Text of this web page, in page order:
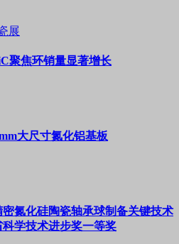
展
聚焦环销量显著增长
大尺寸氮化铝基板
氮化硅陶瓷轴承球制备关键技术
学技术进步奖一等奖